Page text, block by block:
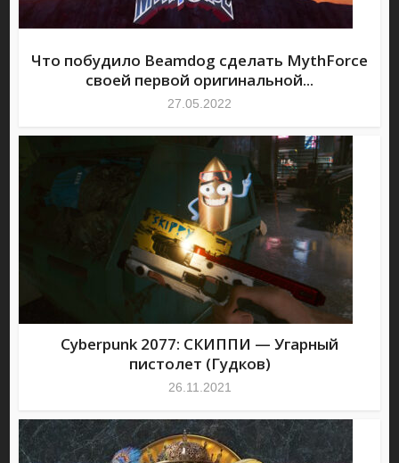
Что побудило Beamdog сделать MythForce
своей первой оригинальной...
27.05.2022
Cyberpunk 2077: СКИППИ — Угарный
пистолет (Гудков)
26.11.2021